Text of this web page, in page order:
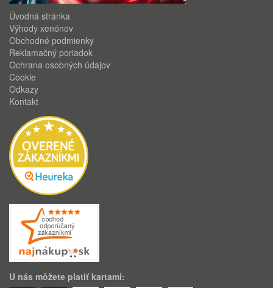
Úvodná stránka
Výhody xenónov
Obchodné podmienky
Reklamačný poriadok
Ochrana osobných údajov
Cookie
Odkazy
Kontakt
U nás môžete platiť kartami: